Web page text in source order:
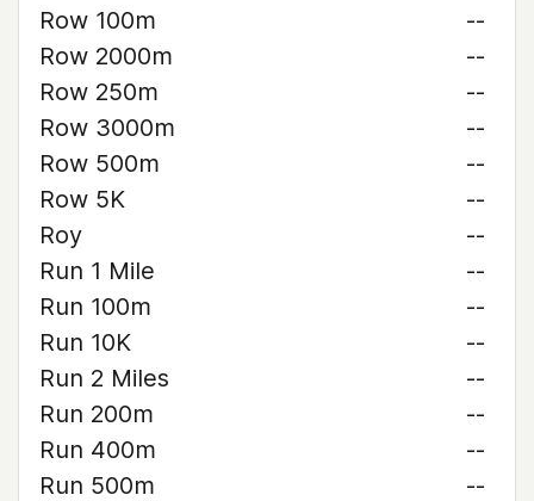
Row 100m
--
Row 2000m
--
Row 250m
--
Row 3000m
--
Row 500m
--
Row 5K
--
Roy
--
Run 1 Mile
--
Run 100m
--
Run 10K
--
Run 2 Miles
--
Run 200m
--
Run 400m
--
Run 500m
--